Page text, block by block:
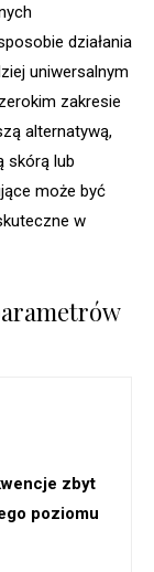
działania
uniwersalnym
zakresie
alternatywą,
skórą lub
może być
w
zbyt
poziomu